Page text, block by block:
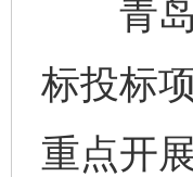
青岛
标投标
重点开